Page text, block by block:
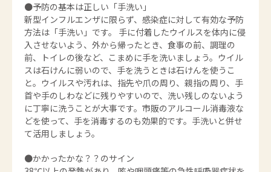
●予防の基本は正しい「手洗い」
新型インフルエンザに限らず、感染症に対して有効な予防
方法は「手洗い」です。 手に付着したウイルスを体内に侵
入させないよう、外から帰ったとき、食事の前、調理の
前、トイレの後など、こまめに手を洗いましょう。ウイル
スは石けんに弱いので、手を洗うときは石けんを使うこ
と。ウイルスや汚れは、指先や爪の周り、親指の周り、手
首や手のしわなどに残りやすいので、洗い残しのないよう
に丁寧に洗うことが大事です。市販のアルコール消毒液な
どを使って、手を消毒するのも効果的です。手洗いと併せ
て活用しましょう。
●かかったかな？？のサイン